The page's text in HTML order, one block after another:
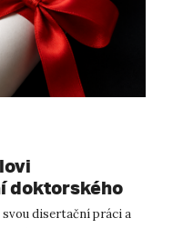
doktorského
svou disertační práci a